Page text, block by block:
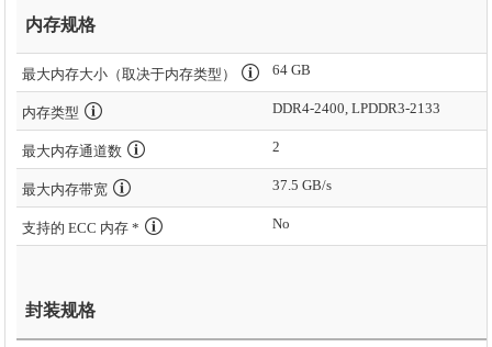
内存规格
最大内存大小（取决于内存类型） 64 GB
内存类型 DDR4-2400, LPDDR3-2133
最大内存通道数 2
最大内存带宽 37.5 GB/s
支持的 ECC 内存 * No
封装规格